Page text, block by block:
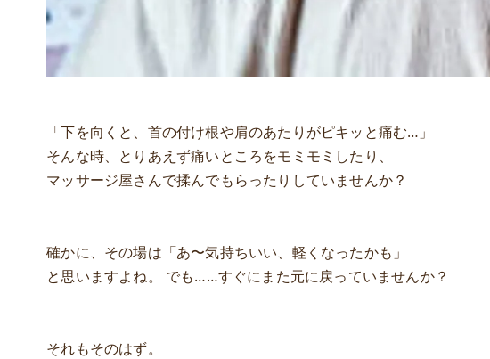
「下を向くと、首の付け根や肩のあたりがピキッと痛む…」
そんな時、とりあえず痛いところをモミモミしたり、
マッサージ屋さんで揉んでもらったりしていませんか？
確かに、その場は「あ〜気持ちいい、軽くなったかも」
と思いますよね。 でも……すぐにまた元に戻っていませんか？
それもそのはず。